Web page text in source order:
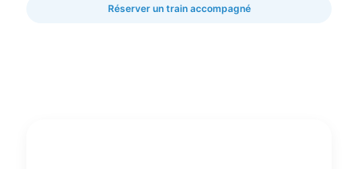
Réserver un train accompagné